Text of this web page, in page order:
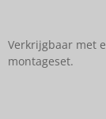
Verkrijgbaar met
montageset.